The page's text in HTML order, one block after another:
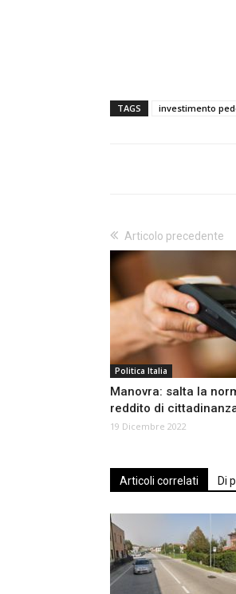
TAGS investimento
Articolo precedente
Politica Italia
Manovra: salta la
reddito di
19 Dicembre 2022
Articoli correlati Di